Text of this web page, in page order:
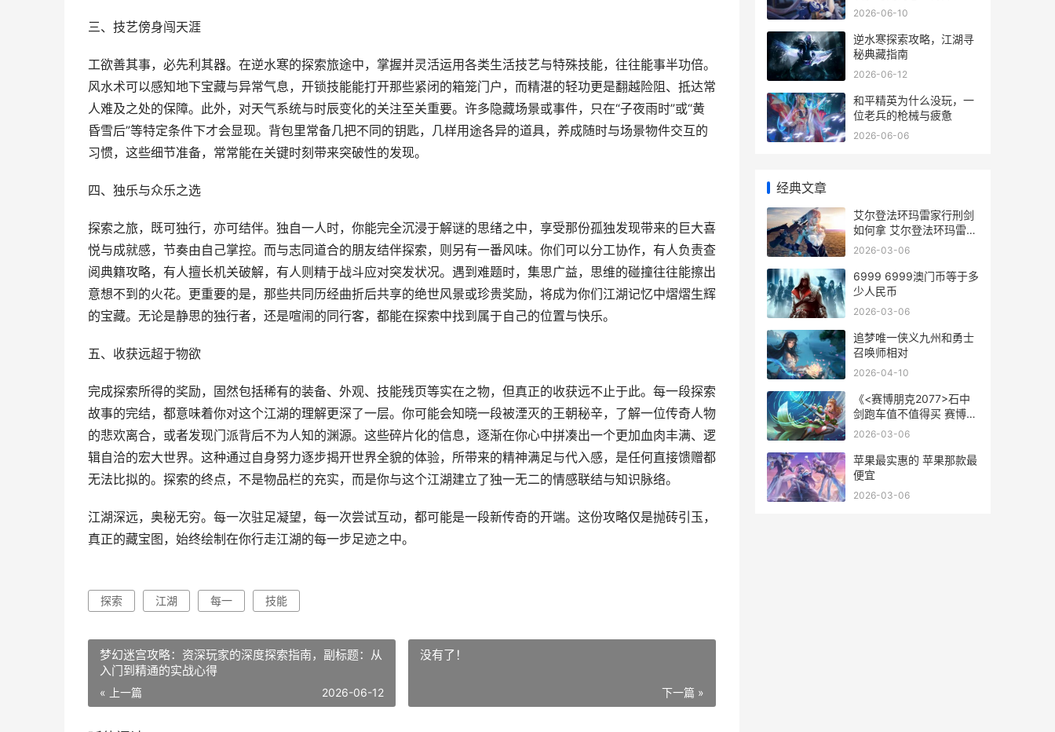
三、技艺傍身闯天涯
工欲善其事，必先利其器。在逆水寒的探索旅途中，掌握并灵活运用各类生活技艺与特殊技能，往往能事半功倍。
风水术可以感知地下宝藏与异常气息，开锁技能能打开那些紧闭的箱笼门户，而精湛的轻功更是翻越险阻、抵达常
人难及之处的保障。此外，对天气系统与时辰变化的关注至关重要。许多隐藏场景或事件，只在“子夜雨时”或“黄
昏雪后”等特定条件下才会显现。背包里常备几把不同的钥匙，几样用途各异的道具，养成随时与场景物件交互的
习惯，这些细节准备，常常能在关键时刻带来突破性的发现。
四、独乐与众乐之选
探索之旅，既可独行，亦可结伴。独自一人时，你能完全沉浸于解谜的思绪之中，享受那份孤独发现带来的巨大喜
悦与成就感，节奏由自己掌控。而与志同道合的朋友结伴探索，则另有一番风味。你们可以分工协作，有人负责查
阅典籍攻略，有人擅长机关破解，有人则精于战斗应对突发状况。遇到难题时，集思广益，思维的碰撞往往能擦出
意想不到的火花。更重要的是，那些共同历经曲折后共享的绝世风景或珍贵奖励，将成为你们江湖记忆中熠熠生辉
的宝藏。无论是静思的独行者，还是喧闹的同行客，都能在探索中找到属于自己的位置与快乐。
五、收获远超于物欲
完成探索所得的奖励，固然包括稀有的装备、外观、技能残页等实在之物，但真正的收获远不止于此。每一段探索
故事的完结，都意味着你对这个江湖的理解更深了一层。你可能会知晓一段被湮灭的王朝秘辛，了解一位传奇人物
的悲欢离合，或者发现门派背后不为人知的渊源。这些碎片化的信息，逐渐在你心中拼凑出一个更加血肉丰满、逻
辑自洽的宏大世界。这种通过自身努力逐步揭开世界全貌的体验，所带来的精神满足与代入感，是任何直接馈赠都
无法比拟的。探索的终点，不是物品栏的充实，而是你与这个江湖建立了独一无二的情感联结与知识脉络。
江湖深远，奥秘无穷。每一次驻足凝望，每一次尝试互动，都可能是一段新传奇的开端。这份攻略仅是抛砖引玉，
真正的藏宝图，始终绘制在你行走江湖的每一步足迹之中。
探索 江湖 每一 技能
梦幻迷宫攻略：资深玩家的深度探索指南，副标题：从
入门到精通的实战心得
« 上一篇 2026-06-12
没有了！
下一篇 »
2026-06-10
逆水寒探索攻略，江湖寻
秘典藏指南
2026-06-12
和平精英为什么没玩，一
位老兵的枪械与疲惫
2026-06-06
经典文章
艾尔登法环玛雷家行刑剑
如何拿 艾尔登法环玛雷家
行刑剑什么战灰
2026-03-06
6999 6999澳门币等于多
少人民币
2026-03-06
追梦唯一侠义九州和勇士
召唤师相对
2026-04-10
《<赛博朋克2077>石中
剑跑车值不值得买 赛博朋
克2077往日之影
2026-03-06
苹果最实惠的 苹果那款最
便宜
2026-03-06